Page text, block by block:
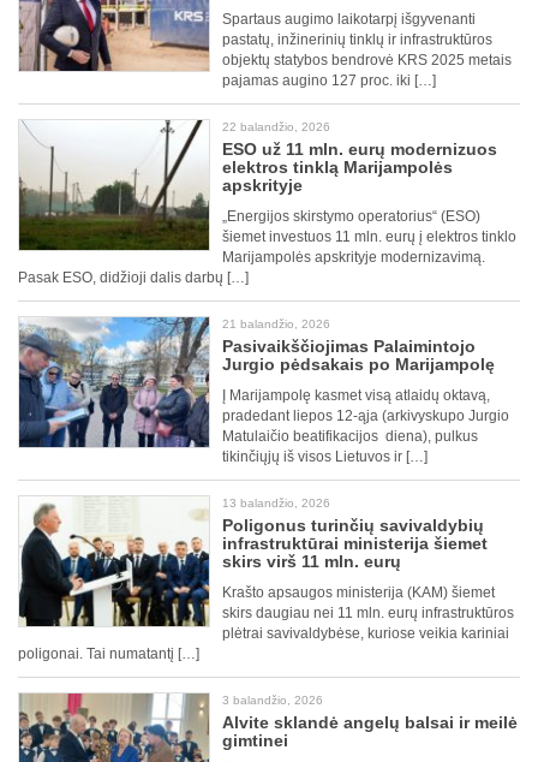
Spartaus augimo laikotarpį išgyvenanti
pastatų, inžinerinių tinklų ir infrastruktūros
objektų statybos bendrovė KRS 2025 metais
pajamas augino 127 proc. iki […]
22 balandžio, 2026
ESO už 11 mln. eurų modernizuos
elektros tinklą Marijampolės
apskrityje
„Energijos skirstymo operatorius“ (ESO)
šiemet investuos 11 mln. eurų į elektros tinklo
Marijampolės apskrityje modernizavimą.
Pasak ESO, didžioji dalis darbų […]
21 balandžio, 2026
Pasivaikščiojimas Palaimintojo
Jurgio pėdsakais po Marijampolę
Į Marijampolę kasmet visą atlaidų oktavą,
pradedant liepos 12-ąja (arkivyskupo Jurgio
Matulaičio beatifikacijos diena), pulkus
tikinčiųjų iš visos Lietuvos ir […]
13 balandžio, 2026
Poligonus turinčių savivaldybių
infrastruktūrai ministerija šiemet
skirs virš 11 mln. eurų
Krašto apsaugos ministerija (KAM) šiemet
skirs daugiau nei 11 mln. eurų infrastruktūros
plėtrai savivaldybėse, kuriose veikia kariniai
poligonai. Tai numatantį […]
3 balandžio, 2026
Alvite sklandė angelų balsai ir meilė
gimtinei